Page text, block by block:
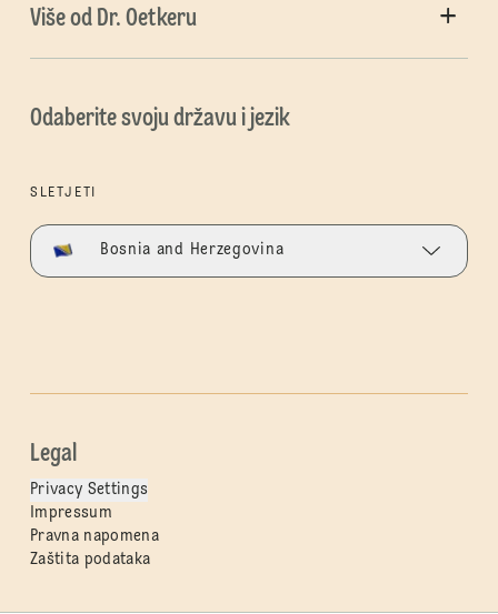
Više od Dr. Oetkeru
Odaberite svoju državu i jezik
SLETJETI
Bosnia and Herzegovina
Legal
Privacy Settings
Impressum
Pravna napomena
Zaštita podataka